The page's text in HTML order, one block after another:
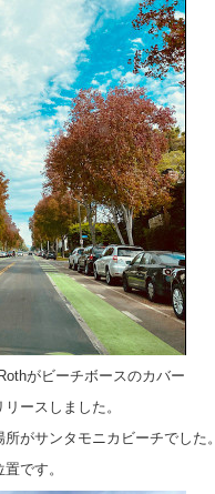
がビーチボースのカバー
ースしました。
がサンタモニカビーチでした。
です。